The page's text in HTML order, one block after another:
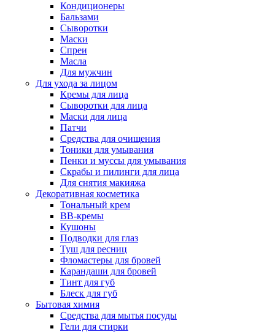
Кондиционеры
Бальзами
Сыворотки
Маски
Спреи
Масла
Для мужчин
Для ухода за лицом
Кремы для лица
Сыворотки для лица
Маски для лица
Патчи
Средства для очищения
Тоники для умывания
Пенки и муссы для умывания
Скрабы и пилинги для лица
Для снятия макияжа
Декоративная косметика
Тональный крем
BB-кремы
Кушоны
Подводки для глаз
Туш для ресниц
Фломастеры для бровей
Карандаши для бровей
Тинт для губ
Блеск для губ
Бытовая химия
Средства для мытья посуды
Гели для стирки